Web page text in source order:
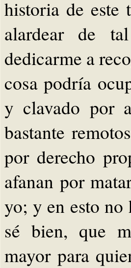
historia de este
alardear de
dedicarme a
cosa podría
y clavado por
bastante
por derecho
afanan por
yo; y en esto no
sé bien, que
mayor para